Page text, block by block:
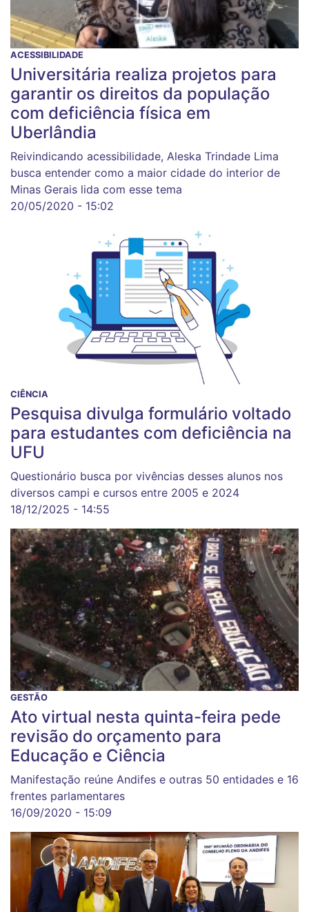
ACESSIBILIDADE
Universitária realiza projetos para
garantir os direitos da população
com deficiência física em
Uberlândia
Reivindicando acessibilidade, Aleska Trindade Lima
busca entender como a maior cidade do interior de
Minas Gerais lida com esse tema
20/05/2020 - 15:02
CIÊNCIA
Pesquisa divulga formulário voltado
para estudantes com deficiência na
UFU
Questionário busca por vivências desses alunos nos
diversos campi e cursos entre 2005 e 2024
18/12/2025 - 14:55
GESTÃO
Ato virtual nesta quinta-feira pede
revisão do orçamento para
Educação e Ciência
Manifestação reúne Andifes e outras 50 entidades e 16
frentes parlamentares
16/09/2020 - 15:09